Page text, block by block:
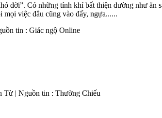
dời”. Có những tính khí bất thiện dường như
việc đâu cũng vào đấy, ngựa......
tin : Giác ngộ Online
Từ | Nguồn tin : Thường Chiếu